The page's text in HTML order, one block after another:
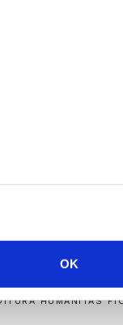
OK
HUMANITAS
Noul ghid
Dan
HUMANITAS